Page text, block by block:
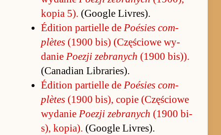
ko­pia 5). (Go­ogle Livres).
Édition par­tielle de Po­ésies com­
plètes(1900 bis) (Czę­ściowe wy­
danie Po­ezji ze­branych (1900 bi­s)).
(Ca­na­dian Librarie­s).
Édition par­tielle de Po­ésies com­
plètes(1900 bi­s), copie (Czę­ściowe
wy­danie Po­ezji ze­branych (1900 bi­
s), ko­pia). (Go­ogle Livres).